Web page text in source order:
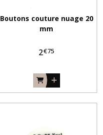
Boutons couture nuage 20
mm
2€75